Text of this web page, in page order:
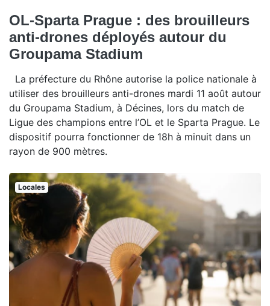
OL-Sparta Prague : des brouilleurs
anti-drones déployés autour du
Groupama Stadium
La préfecture du Rhône autorise la police nationale à
utiliser des brouilleurs anti-drones mardi 11 août autour
du Groupama Stadium, à Décines, lors du match de
Ligue des champions entre l’OL et le Sparta Prague. Le
dispositif pourra fonctionner de 18h à minuit dans un
rayon de 900 mètres.
Locales